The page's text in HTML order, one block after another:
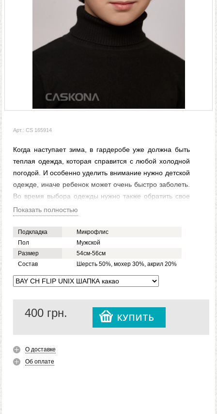
Арт.: CS 165914
Когда наступает зима, в гардеробе уже должна быть
теплая одежда, которая справится с любой холодной
погодой. И особенно уделить внимание нужно детской
одежде, иначе ребенок может очень быстро заболеть.
Во время выбора одежды нужно также обратить свое
внимание на головные уборы. Теплые детские шапки
отличным выбором, даже для самой холодной зимы.
Эти шапки сделаны таким образом, что легко
сохраняют тепло головы и не пропускают холодный
ветер. Детская шапка BAY CH FLIP UNIX какао для
мальчиков изготавливается из мохера, акрила и
шерсти. А значит можно быть уверенными, что шапка
справится с экстремальными температурами. Зимняя
детская шапка BAY CH FLIP UNIX цвета какао для
мальчиков отлично дополнит любой стиль.
Показать полностью
Подкладка
Микрофлис
Пол
Мужской
Размер
54см-56см
Состав
Шерсть 50%, мохер 30%, акрил 20%
400 грн. КУПИТЬ
О доставке
Об оплате